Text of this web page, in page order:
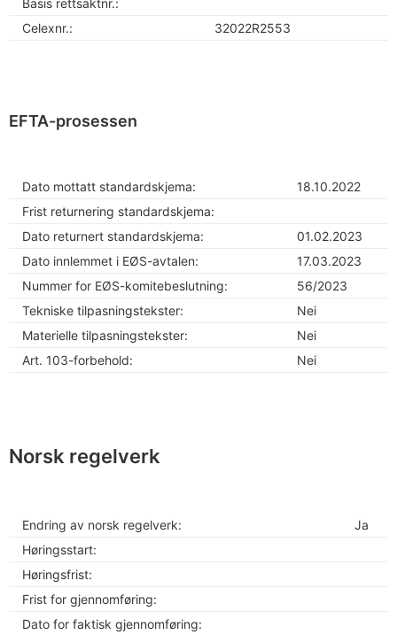
Basis rettsaktnr.:
Celexnr.:
32022R2553
EFTA-prosessen
Dato mottatt standardskjema:
18.10.2022
Frist returnering standardskjema:
Dato returnert standardskjema:
01.02.2023
Dato innlemmet i EØS-avtalen:
17.03.2023
Nummer for EØS-komitebeslutning:
56/2023
Tekniske tilpasningstekster:
Nei
Materielle tilpasningstekster:
Nei
Art. 103-forbehold:
Nei
Norsk regelverk
Endring av norsk regelverk:
Ja
Høringsstart:
Høringsfrist:
Frist for gjennomføring:
Dato for faktisk gjennomføring: